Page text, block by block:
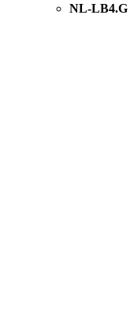
NL-LB4.G